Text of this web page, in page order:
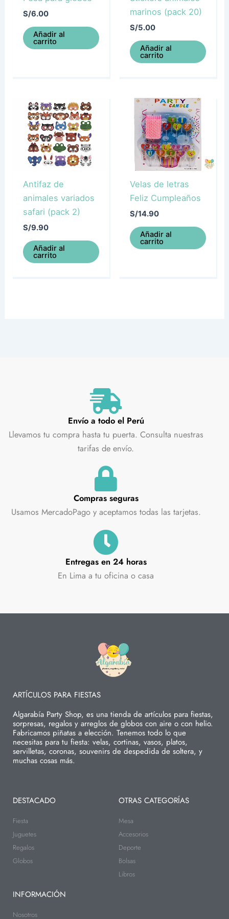
S/6.00
Añadir al
carrito
marinos (pack 20)
S/5.00
Añadir al
carrito
Antifaz de
animales variados
safari (pack 2)
S/9.90
Añadir al
carrito
Velas de letras
Feliz Cumpleaños
S/14.90
Añadir al
carrito
Envío a todo el Perú
Llevamos tu compra hasta tu puerta. Consulta nuestras
tarifas de envío.
Compras seguras
Usamos MercadoPago y aceptamos todas las tarjetas.
Entregas en 24 horas
En Lima a tu oficina o casa
ARTÍCULOS PARA FIESTAS
Algarabía Party Shop, es una tienda de artículos para fiestas,
sorpresas, regalos y arreglos de globos con aire o con helio.
Fabricamos piñatas a elección. Tenemos todo lo que
necesitas para tu fiesta: velas, cortinas, vasos, platos,
servilletas, coronas, souvenirs de despedida de soltera, y
muchas cosas más.
DESTACADO
Fiesta
Juguetes
Regalos
Globos
OTRAS CATEGORÍAS
Mesa
Accesorios
Deporte
Bolsas
Libros
INFORMACIÓN
Nosotros